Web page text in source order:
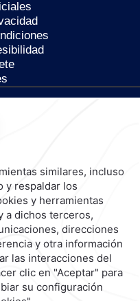
901 2300